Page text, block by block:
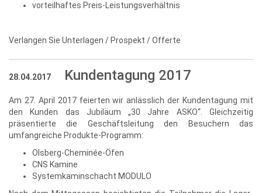
vorteilhaftes Preis-Leistungsverhältnis
Verlangen Sie Unterlagen / Prospekt / Offerte
28.04.2017 Kundentagung 2017
Am 27. April 2017 feierten wir anlässlich der Kundentagung mit
den Kunden das Jubiläum „30 Jahre ASKO“. Gleichzeitig
präsentierte die Geschäftsleitung den Besuchern das
umfangreiche Produkte-Programm:
Olsberg-Cheminée-Öfen
CNS Kamine
Systemkaminschacht MODULO